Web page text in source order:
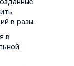
в разы.
в